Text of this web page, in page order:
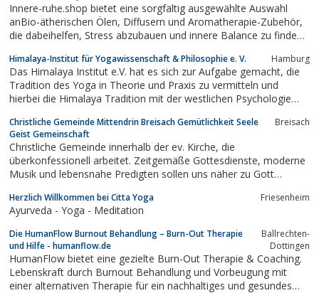
Innere-ruhe.shop bietet eine sorgfältig ausgewählte Auswahl
anBio-ätherischen Ölen, Diffusern und Aromatherapie-Zubehör,
die dabeihelfen, Stress abzubauen und innere Balance zu finden.
sorgfältig geprüftund nachhaltig gewonnen wurden. Ob für...
Himalaya-Institut für Yogawissenschaft & Philosophie e. V. Hamburg
Das Himalaya Institut e.V. hat es sich zur Aufgabe gemacht, die
Tradition des Yoga in Theorie und Praxis zu vermitteln und
hierbei die Himalaya Tradition mit der westlichen Psychologie
ganzheitlichen Gesundheit und zu einer persönlichen Entwicklung
des Einzelnen beitragen....
Christliche Gemeinde Mittendrin Breisach Gemütlichkeit Seele
Geist Gemeinschaft
Breisach
Christliche Gemeinde innerhalb der ev. Kirche, die
überkonfessionell arbeitet. Zeitgemäße Gottesdienste, moderne
Musik und lebensnahe Predigten sollen uns näher zu Gott
ohne Ansehen der Person oder der Konfession angeboten
werden, werden auch Kinderprogramme...
Herzlich Willkommen bei Citta Yoga Friesenheim
Ayurveda - Yoga - Meditation
Die HumanFlow Burnout Behandlung – Burn-Out Therapie
und Hilfe - humanflow.de
Ballrechten-
Dottingen
HumanFlow bietet eine gezielte Burn-Out Therapie & Coaching.
Lebenskraft durch Burnout Behandlung und Vorbeugung mit
einer alternativen Therapie für ein nachhaltiges und gesundes